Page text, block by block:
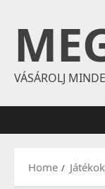
content
VÁSÁROLJ
Home Játékok